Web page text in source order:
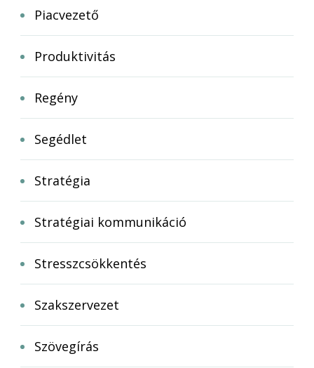
Piacvezető
Produktivitás
Regény
Segédlet
Stratégia
Stratégiai kommunikáció
Stresszcsökkentés
Szakszervezet
Szövegírás